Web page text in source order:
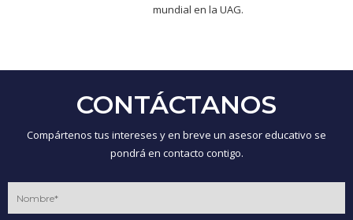
mundial en la UAG.
CONTÁCTANOS
Compártenos tus intereses y en breve un asesor educativo se
pondrá en contacto contigo.